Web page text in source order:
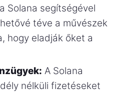
Solana segítségével
téve a művészek
hogy eladják őket a
A Solana
nélküli fizetéseket